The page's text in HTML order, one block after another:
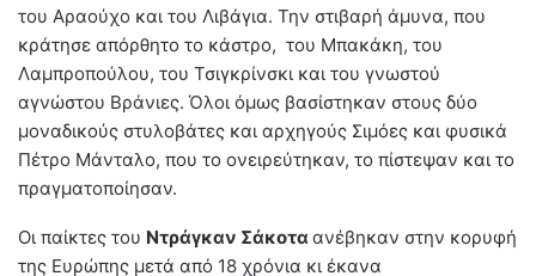
του Αραούχο και του Λιβάγια. Την στιβαρή άμυνα, που
κράτησε απόρθητο το κάστρο, του Μπακάκη, του
Λαμπροπούλου, του Τσιγκρίνσκι και του γνωστού
αγνώστου Βράνιες. Όλοι όμως βασίστηκαν στους δύο
μοναδικούς στυλοβάτες και αρχηγούς Σιμόες και φυσικά
Πέτρο Μάνταλο, που το ονειρεύτηκαν, το πίστεψαν και το
πραγματοποίησαν.
Οι παίκτες του Ντράγκαν Σάκοτα ανέβηκαν στην κορυφή
της Ευρώπης μετά από 18 χρόνια κι έκανα